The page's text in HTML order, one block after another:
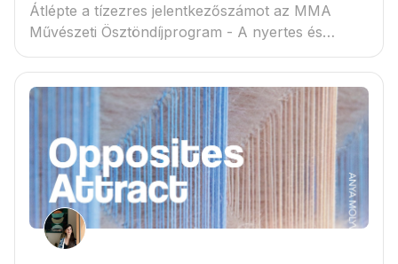
Átlépte a tízezres jelentkezőszámot az MMA
Művészeti Ösztöndíjprogram - A nyertes és
tartaléklistás pályázók névsora megtekinthető a
csatolmányban